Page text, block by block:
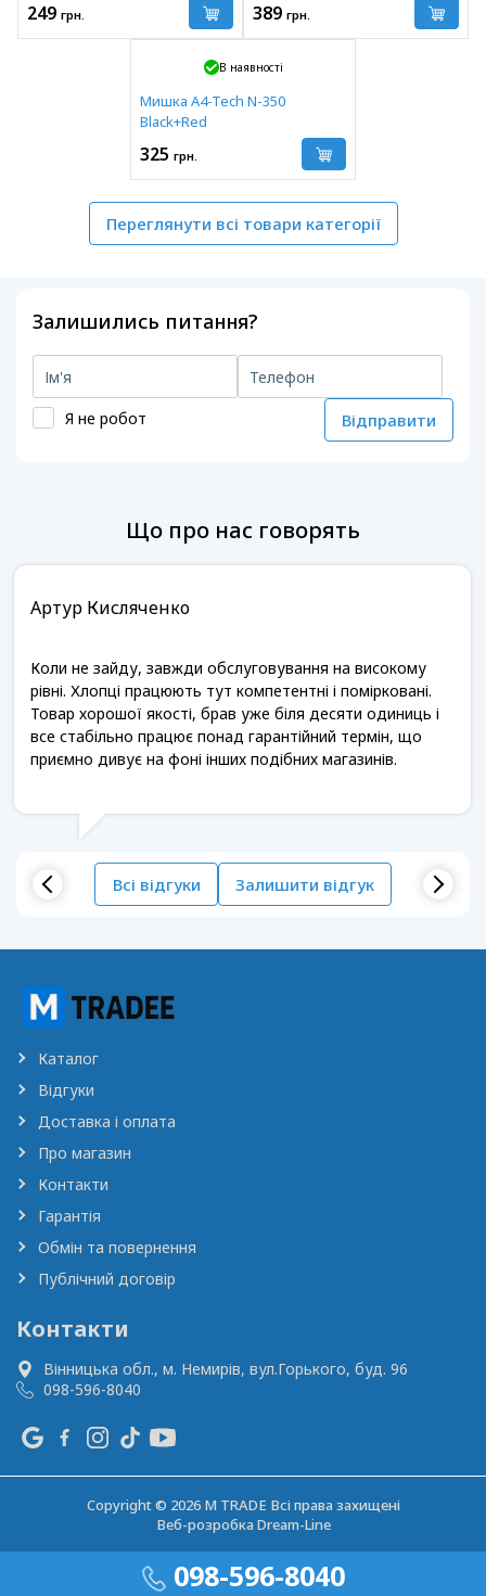
098-596-8040
249 грн. 389 грн.
В наявності
Мишка A4-Tech N-350
Black+Red
325 грн.
Переглянути всі товари категорії
Залишились питання?
Я не робот Відправити
Що про нас говорять
Артур Кисляченко
Коли не зайду, завжди обслуговування на високому
рівні. Хлопці працюють тут компетентні і помірковані.
Товар хорошої якості, брав уже біля десяти одиниць і
все стабільно працює понад гарантійний термін, що
приємно дивує на фоні інших подібних магазинів.
Всі відгуки Залишити відгук
Каталог
Відгуки
Доставка і оплата
Про магазин
Контакти
Гарантія
Обмін та повернення
Публічний договір
Контакти
Вінницька обл., м. Немирів, вул.Горького, буд. 96
098-596-8040
Copyright © 2026 M TRADE Всі права захищені
Веб-розробкаDream-Line